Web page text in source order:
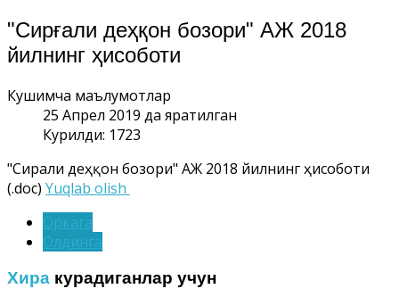
"Сирғали деҳқон бозори" АЖ 2018
йилнинг ҳисоботи
Кушимча маълумотлар
25 Апрел 2019 да яратилган
Курилди: 1723
"Сирғали деҳқон бозори" АЖ 2018 йилнинг ҳисоботи
(.doc) Yuqlab olish
Хира курадиганлар учун